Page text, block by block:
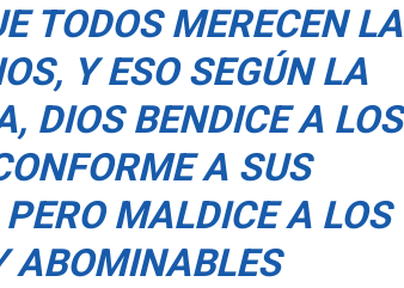
TODOS MERECEN LA
Y ESO SEGÚN LA
DIOS BENDICE A LOS
A SUS
MALDICE A LOS
ABOMINABLES